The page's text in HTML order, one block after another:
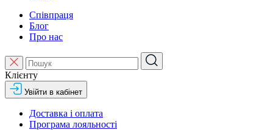
Співпраця
Блог
Про нас
Клієнту
Увійти в кабінет
Доставка і оплата
Програма лояльності